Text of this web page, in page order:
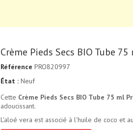
Crème Pieds Secs BIO Tube
Référence PRO820997
État : Neuf
Cette Crème Pieds Secs BIO Tube 75 ml
adoucissant.
L'aloé vera est associé à l'huile de coco et